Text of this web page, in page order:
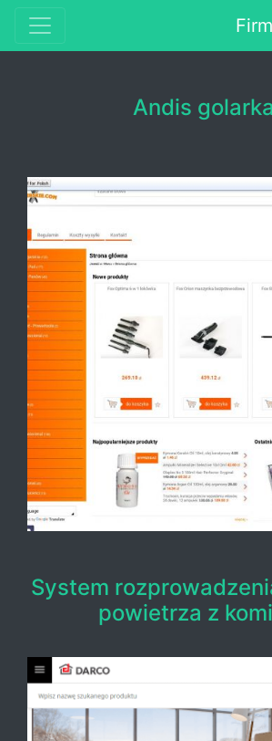
Andis golarka
System
powietrza z